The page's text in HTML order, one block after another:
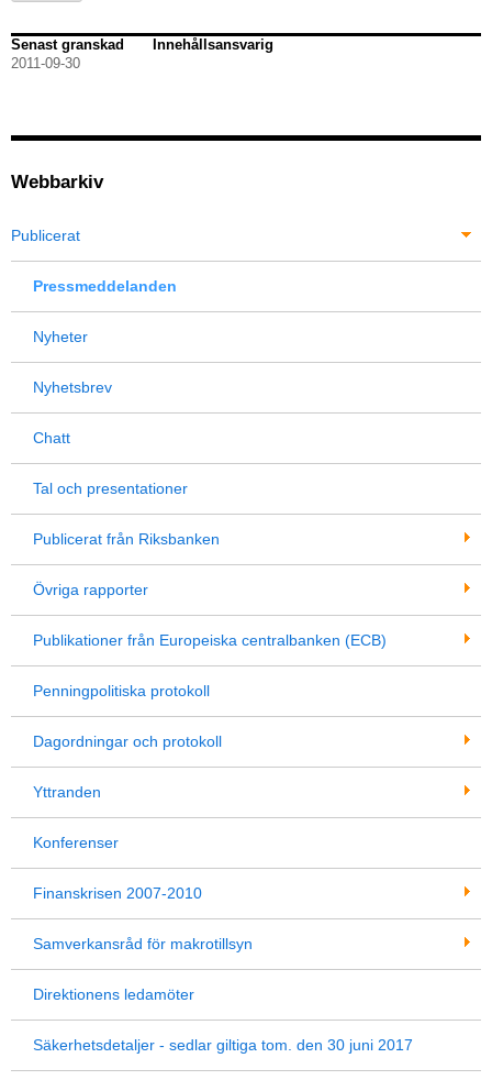
Senast granskad
2011-09-30
Innehållsansvarig
Webbarkiv
Publicerat
Pressmeddelanden
Nyheter
Nyhetsbrev
Chatt
Tal och presentationer
Publicerat från Riksbanken
Övriga rapporter
Publikationer från Europeiska centralbanken (ECB)
Penningpolitiska protokoll
Dagordningar och protokoll
Yttranden
Konferenser
Finanskrisen 2007-2010
Samverkansråd för makrotillsyn
Direktionens ledamöter
Säkerhetsdetaljer - sedlar giltiga tom. den 30 juni 2017